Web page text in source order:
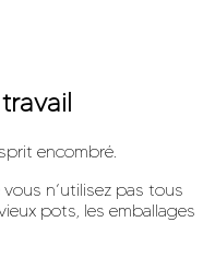
encombré.
n’utilisez pas tous
pots, les emballages